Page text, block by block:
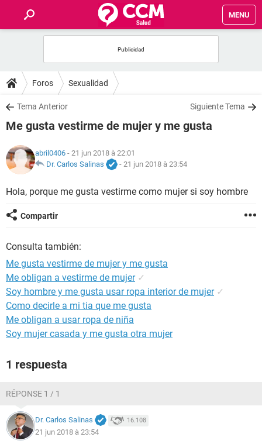
MENU
FORUMS
SALUD
FAMILIA
NUTRICIÓN
BIENESTAR
SEXUALIDAD
Foros Sexualidad
Tema Anterior Siguiente Tema
Me gusta vestirme de mujer y me gusta
abril0406 - 21 jun 2018 à 22:01
Dr. Carlos Salinas
- 21 jun 2018 à 23:54
Hola, porque me gusta vestirme como mujer si soy hombre
Compartir
Consulta también:
Me gusta vestirme de mujer y me gusta
Me obligan a vestirme de mujer ✓
Soy hombre y me gusta usar ropa interior de mujer ✓
Como decirle a mi tia que me gusta
Me obligan a usar ropa de niña
Soy mujer casada y me gusta otra mujer
1 respuesta
RÉPONSE 1 / 1
Dr. Carlos Salinas 16.108
21 jun 2018 à 23:54